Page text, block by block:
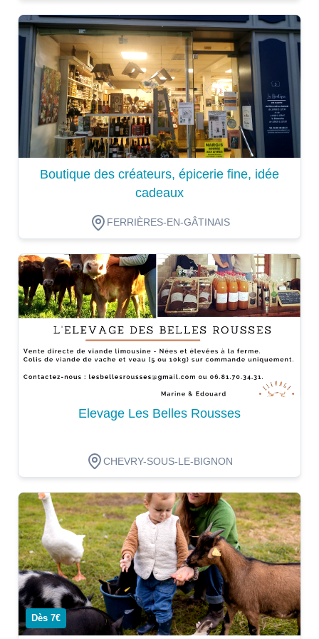
Dégustation
Boutique des créateurs, épicerie fine, idée
cadeaux
FERRIÈRES-EN-GÂTINAIS
Dégustation
Elevage Les Belles Rousses
CHEVRY-SOUS-LE-BIGNON
Dégustation
Dès 7€